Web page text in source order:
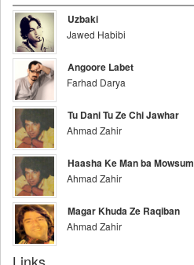
Uzbaki
Jawed Habibi
Angoore Labet
Farhad Darya
Tu Dani Tu Ze Chi Jawhar
Ahmad Zahir
Haasha Ke Man ba Mowsum
Ahmad Zahir
Magar Khuda Ze Raqiban
Ahmad Zahir